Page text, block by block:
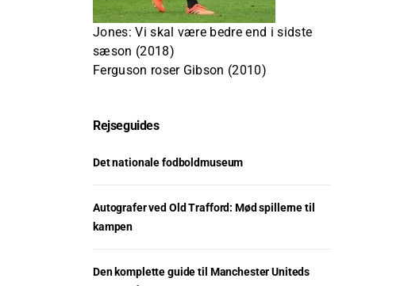
Jones: Vi skal være bedre end i sidste
sæson (2018)
Ferguson roser Gibson (2010)
Rejseguides
Det nationale fodboldmuseum
Autografer ved Old Trafford: Mød spillerne til
kampen
Den komplette guide til Manchester Uniteds